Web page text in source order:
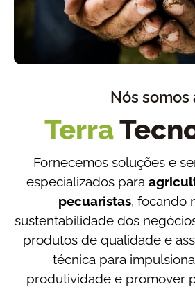
Nós somos
Terra
Fornecemos soluções e
especializados para
pecuaristas, focando
sustentabilidade dos
produtos de qualidade e
técnica para
produtividade e promover